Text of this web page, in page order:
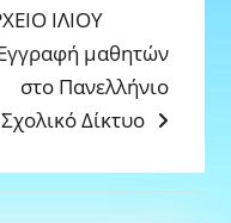
ΙΛΙΟΥ
post:
μαθητών
στο Πανελλήνιο
Σχολικό Δίκτυο